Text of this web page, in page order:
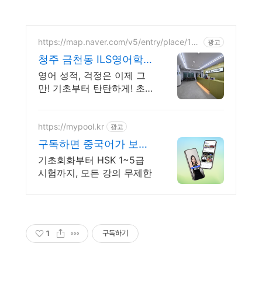
https://map.naver.com/v5/entry/place/171
광고
청주 금천동 ILS영어학원
쉽고 재미있게 배우는 영
어
영어 성적, 걱정은 이제 그
만! 기초부터 탄탄하게! 초
고 영어로 자유롭게 표현할
수 있는 기회를 제공합니다.
https://mypool.kr 광고
구독하면 중국어가 보인
다 무료로 시작하기
기초회화부터 HSK 1~5급
시험까지, 모든 강의 무제한
1 구독하기